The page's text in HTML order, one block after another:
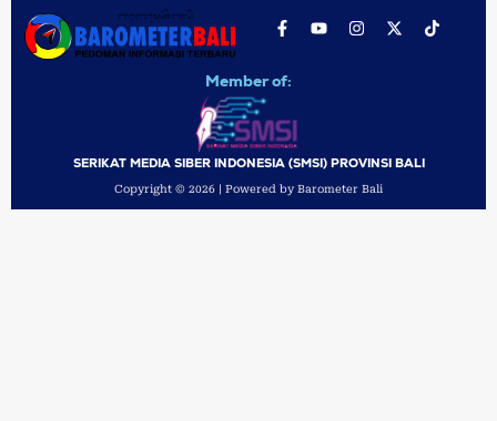
Member of:
SERIKAT MEDIA SIBER INDONESIA (SMSI) PROVINSI BALI
Copyright © 2026 | Powered by Barometer Bali